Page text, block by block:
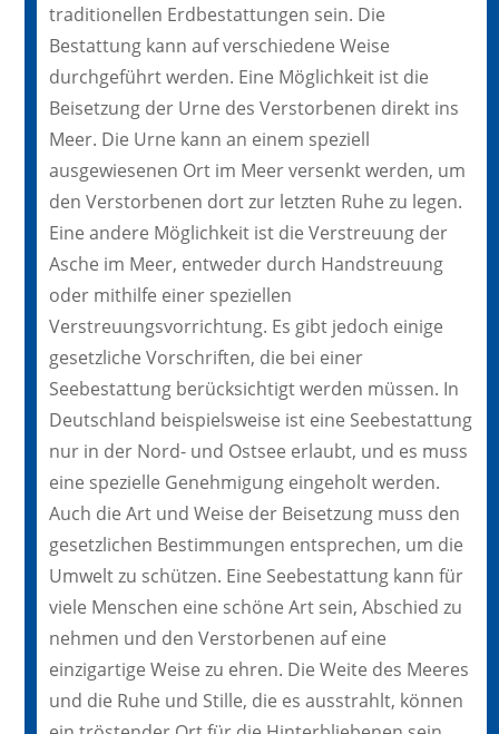
traditionellen Erdbestattungen sein. Die
Bestattung kann auf verschiedene Weise
durchgeführt werden. Eine Möglichkeit ist die
Beisetzung der Urne des Verstorbenen direkt ins
Meer. Die Urne kann an einem speziell
ausgewiesenen Ort im Meer versenkt werden, um
den Verstorbenen dort zur letzten Ruhe zu legen.
Eine andere Möglichkeit ist die Verstreuung der
Asche im Meer, entweder durch Handstreuung
oder mithilfe einer speziellen
Verstreuungsvorrichtung. Es gibt jedoch einige
gesetzliche Vorschriften, die bei einer
Seebestattung berücksichtigt werden müssen. In
Deutschland beispielsweise ist eine Seebestattung
nur in der Nord- und Ostsee erlaubt, und es muss
eine spezielle Genehmigung eingeholt werden.
Auch die Art und Weise der Beisetzung muss den
gesetzlichen Bestimmungen entsprechen, um die
Umwelt zu schützen. Eine Seebestattung kann für
viele Menschen eine schöne Art sein, Abschied zu
nehmen und den Verstorbenen auf eine
einzigartige Weise zu ehren. Die Weite des Meeres
und die Ruhe und Stille, die es ausstrahlt, können